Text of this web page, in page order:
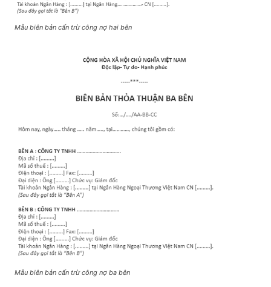
Mẫu biên bản cấn trừ công nợ hai bên
Mẫu biên bản cấn trừ công nợ ba bên